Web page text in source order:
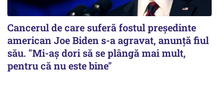
Cancerul de care suferă fostul preşedinte
american Joe Biden s-a agravat, anunță fiul
său. "Mi-aș dori să se plângă mai mult,
pentru că nu este bine"